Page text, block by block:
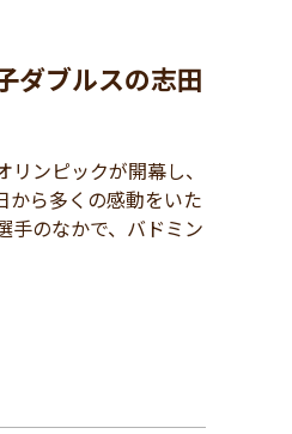
ダブルスの志田
ンピックが開幕し、
から多くの感動をいた
手のなかで、バドミン